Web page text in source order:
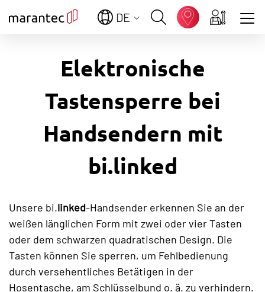
Diese Meldung nicht mehr anzeigen
DE
Elektronische
Tastensperre bei
Handsendern mit
bi.linked
Unsere bi.linked-Handsender erkennen Sie an der
weißen länglichen Form mit zwei oder vier Tasten
oder dem schwarzen quadratischen Design. Die
Tasten können Sie sperren, um Fehlbedienung
durch versehentliches Betätigen in der
Hosentasche, am Schlüsselbund o. ä. zu verhindern.